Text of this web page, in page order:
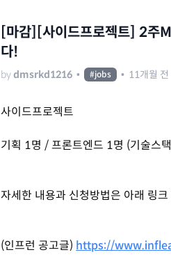
[마감][사이드프로젝트] 2주
다!
bydmsrkd1216 • #jobs • 11개월 전
사이드프로젝트
기획 1명 / 프론트엔드 1명 (기술스
자세한 내용과 신청방법은 아래 링
(인프런 공고글) https://